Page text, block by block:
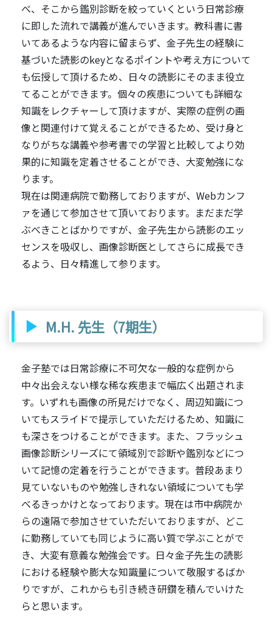
べ、そこから鑑別診断を絞っていくという日常診療
に即した流れで講義が進んでいきます。教科書に書
いてあるような内容に留まらず、金子先生の経験に
基づいた読影のkeyとなるポイントや考え方について
も伝授して頂けるため、日々の読影にそのまま役立
てることができます。個々の疾患についても詳細な
知識をレクチャーして頂けますが、実際の症例の画
像と関連付けて覚えることができるため、受け身と
なりがちな講義や参考書での学習と比較してより効
果的に知識を定着させることができ、大変勉強にな
ります。
現在は関連病院で勤務しておりますが、Webカンフ
ァを通じて参加させて頂いております。まだまだ学
ぶべきことばかりですが、金子先生から読影のエッ
センスを吸収し、画像診断医としてさらに成長でき
るよう、日々精進して参ります。
M.H. 先生（7期生）
金子塾では日常診療に不可欠な一般的な症例から
中々出会えない様な稀な疾患まで幅広く出題されま
す。いずれも画像の所見だけでなく、周辺知識につ
いてもスライドで提示していただけるため、知識に
も深さをつけることができます。また、フラッシュ
画像診断シリーズにて領域別で診断や鑑別などにつ
いて記憶の定着を行うことができます。普段あまり
見ていないものや勉強しきれない領域についても学
べるきっかけとなっております。現在は市中病院か
らの遠隔で参加させていただいておりますが、どこ
に勤務していても同じように高い質で学ぶことがで
き、大変有意義な勉強会です。日々金子先生の読影
における経験や膨大な知識量について敬服するばか
りですが、これからも引き続き研鑽を積んでいけた
らと思います。